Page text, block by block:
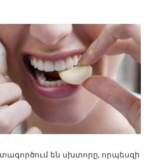
են սխտորը, որպեսզի